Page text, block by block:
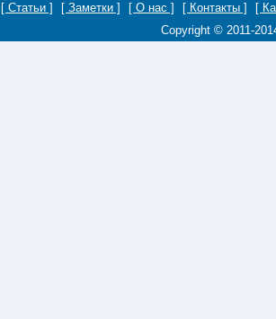
[ Статьи ] [ Заметки ] [ О нас ] [ Контакты ]
[
Copyright © 2011-